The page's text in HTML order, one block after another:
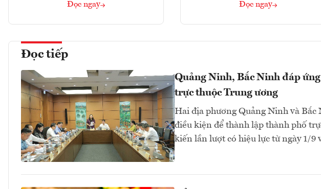
Đọc ngay Đọc ngay
Đọc tiếp
Quảng Ninh, Bắc Ninh đáp
trực thuộc Trung ương
Hai địa phương Quảng Ninh và Bắc
điều kiện để thành lập thành phố
kiến lần lượt có hiệu lực từ ngày 1/9